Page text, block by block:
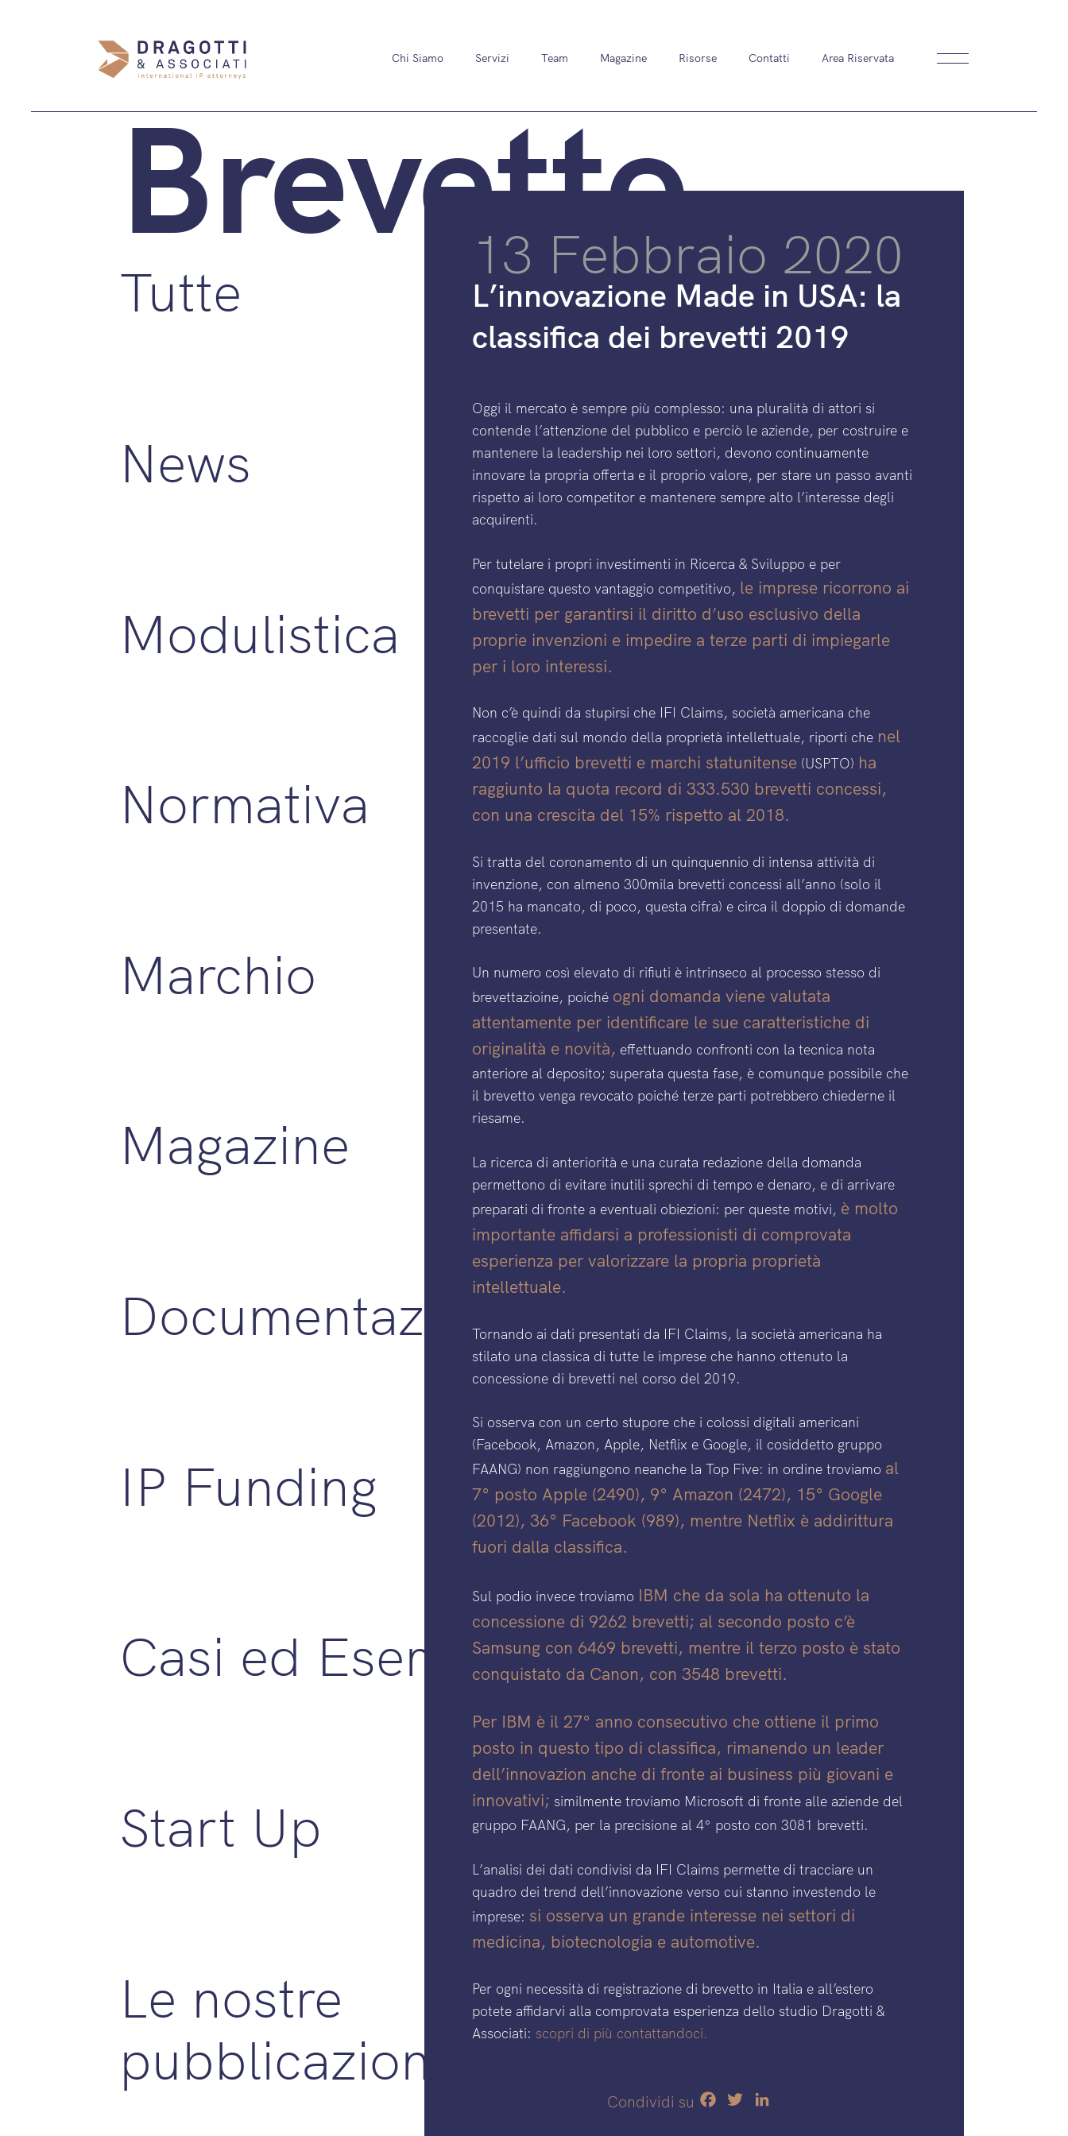
Area Riservata
Contatti
Risorse
Magazine
Team
Servizi
Chi Siamo
Brevetto
Tutte
News
Modulistica
Normativa
Marchio
Magazine
Documentazione
IP Funding
Casi ed Esempi
Start Up
Le nostre
pubblicazioni
13 Febbraio 2020
L’innovazione Made in USA: la
classifica dei brevetti 2019
Oggi il mercato è sempre più complesso: una pluralità di attori si
contende l’attenzione del pubblico e perciò le aziende, per costruire e
mantenere la leadership nei loro settori, devono continuamente
innovare la propria offerta e il proprio valore, per stare un passo avanti
rispetto ai loro competitor e mantenere sempre alto l’interesse degli
acquirenti.
Per tutelare i propri investimenti in Ricerca & Sviluppo e per
conquistare questo vantaggio competitivo, le imprese ricorrono ai
brevetti per garantirsi il diritto d’uso esclusivo della
proprie invenzioni e impedire a terze parti di impiegarle
per i loro interessi.
Non c’è quindi da stupirsi che IFI Claims, società americana che
raccoglie dati sul mondo della proprietà intellettuale, riporti che nel
2019 l’ufficio brevetti e marchi statunitense(USPTO) ha
raggiunto la quota record di 333.530 brevetti concessi,
con una crescita del 15% rispetto al 2018.
Si tratta del coronamento di un quinquennio di intensa attività di
invenzione, con almeno 300mila brevetti concessi all’anno (solo il
2015 ha mancato, di poco, questa cifra) e circa il doppio di domande
presentate.
Un numero così elevato di rifiuti è intrinseco al processo stesso di
brevettazioine, poiché ogni domanda viene valutata
attentamente per identificare le sue caratteristiche di
originalità e novità, effettuando confronti con la tecnica nota
anteriore al deposito; superata questa fase, è comunque possibile che
il brevetto venga revocato poiché terze parti potrebbero chiederne il
riesame.
La ricerca di anteriorità e una curata redazione della domanda
permettono di evitare inutili sprechi di tempo e denaro, e di arrivare
preparati di fronte a eventuali obiezioni: per queste motivi, è molto
importante affidarsi a professionisti di comprovata
esperienza per valorizzare la propria proprietà
intellettuale.
Tornando ai dati presentati da IFI Claims, la società americana ha
stilato una classica di tutte le imprese che hanno ottenuto la
concessione di brevetti nel corso del 2019.
Si osserva con un certo stupore che i colossi digitali americani
(Facebook, Amazon, Apple, Netflix e Google, il cosiddetto gruppo
FAANG) non raggiungono neanche la Top Five: in ordine troviamo al
7° posto Apple (2490), 9° Amazon (2472), 15° Google
(2012), 36° Facebook (989), mentre Netflix è addirittura
fuori dalla classifica.
Sul podio invece troviamo IBM che da sola ha ottenuto la
concessione di 9262 brevetti; al secondo posto c’è
Samsung con 6469 brevetti, mentre il terzo posto è stato
conquistato da Canon, con 3548 brevetti.
Per IBM è il 27° anno consecutivo che ottiene il primo
posto in questo tipo di classifica, rimanendo un leader
dell’innovazion anche di fronte ai business più giovani e
innovativi; similmente troviamo Microsoft di fronte alle aziende del
gruppo FAANG, per la precisione al 4° posto con 3081 brevetti.
L’analisi dei dati condivisi da IFI Claims permette di tracciare un
quadro dei trend dell’innovazione verso cui stanno investendo le
imprese: si osserva un grande interesse nei settori di
medicina, biotecnologia e automotive.
Per ogni necessità di registrazione di brevetto in Italia e all’estero
potete affidarvi alla comprovata esperienza dello studio Dragotti &
Associati: scopri di più contattandoci.
Condividi su Facebook
Twitter